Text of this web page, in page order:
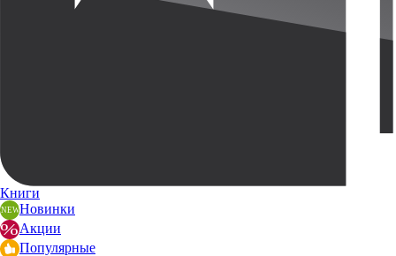
Книги
Новинки
Акции
Популярные